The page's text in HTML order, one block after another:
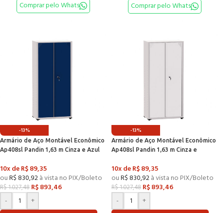
Comprar pelo Whats Comprar pelo Whats
-13%
Armário de Aço Montável Econômico
Ap408sl Pandin 1,63 m Cinza e Azul
10x deR$89,35
ouR$830,92à vista no PIX/Boleto
R$1.027,48 R$893,46
-
+
-13%
Armário de Aço Montável Econômico
Ap408sl Pandin 1,63 m Cinza e
10x deR$89,35
ouR$830,92à vista no PIX/Boleto
R$1.027,48 R$893,46
-
+